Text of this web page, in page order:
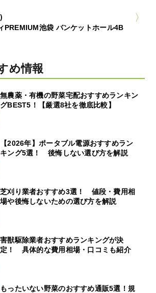
PREMIUM池袋 バンケットホール4B
め情報
無農薬・有機の野菜宅配おすすめランキン
グBEST5！【厳選8社を徹底比較】
【2026年】ポータブル電源おすすめラン
キング5選！ 後悔しない選び方を解説
芝刈り業者おすすめ3選！ 値段・費用相
場や後悔しないための選び方を解説
害獣駆除業者おすすめランキングが決
定！ 具体的な費用相場・口コミも紹介
もったいない野菜のおすすめ通販5選！規